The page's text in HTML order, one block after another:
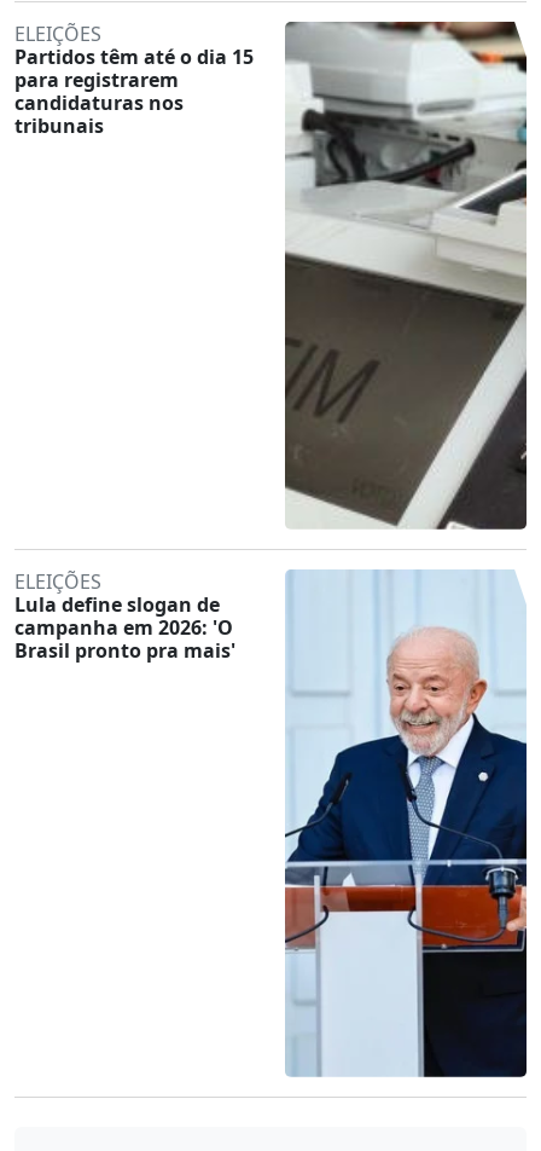
ELEIÇÕES
Partidos têm até o dia 15
para registrarem
candidaturas nos
tribunais
ELEIÇÕES
Lula define slogan de
campanha em 2026: 'O
Brasil pronto pra mais'